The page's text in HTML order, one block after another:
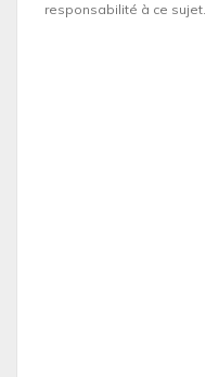
responsabilité à ce sujet.